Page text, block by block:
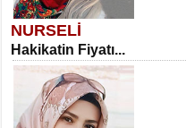
NURSELİ
Hakikatin Fiyatı...